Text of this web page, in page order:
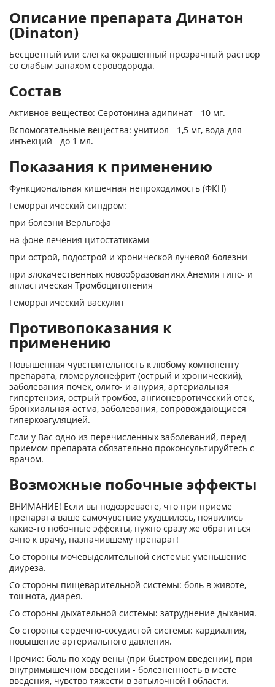
Описание препарата Динатон
(Dinaton)
Бесцветный или слегка окрашенный прозрачный раствор
со слабым запахом сероводорода.
Состав
Активное вещество: Серотонина адипинат - 10 мг.
Вспомогательные вещества: унитиол - 1,5 мг, вода для
инъекций - до 1 мл.
Показания к применению
Функциональная кишечная непроходимость (ФКН)
Геморрагический синдром:
при болезни Верльгофа
на фоне лечения цитостатиками
при острой, подострой и хронической лучевой болезни
при злокачественных новообразованиях Анемия гипо- и
апластическая Тромбоцитопения
Геморрагический васкулит
Противопоказания к
применению
Повышенная чувствительность к любому компоненту
препарата, гломерулонефрит (острый и хронический),
заболевания почек, олиго- и анурия, артериальная
гипертензия, острый тромбоз, ангионевротический отек,
бронхиальная астма, заболевания, сопровождающиеся
гиперкоагуляцией.
Если у Вас одно из перечисленных заболеваний, перед
приемом препарата обязательно проконсультируйтесь с
врачом.
Возможные побочные эффекты
ВНИМАНИЕ! Если вы подозреваете, что при приеме
препарата ваше самочувствие ухудшилось, появились
какие-то побочные эффекты, нужно сразу же обратиться
очно к врачу, назначившему препарат!
Со стороны мочевыделительной системы: уменьшение
диуреза.
Со стороны пищеварительной системы: боль в животе,
тошнота, диарея.
Со стороны дыхательной системы: затруднение дыхания.
Со стороны сердечно-сосудистой системы: кардиалгия,
повышение артериального давления.
Прочие: боль по ходу вены (при быстром введении), при
внутримышечном введении - болезненность в месте
введения, чувство тяжести в затылочной I области.